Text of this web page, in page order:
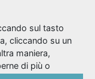
sul tasto
cliccando su un
maniera,
di più o